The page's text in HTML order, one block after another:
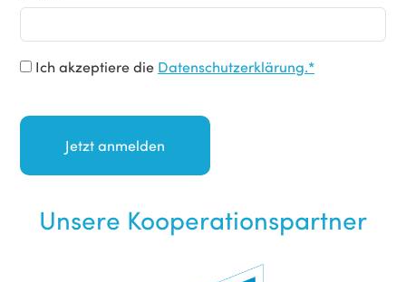
Ich akzeptiere die Datenschutzerklärung.*
Unsere Kooperationspartner